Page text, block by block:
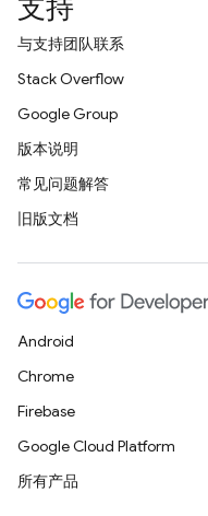
支持
与支持团队联系
Stack Overflow
Google Group
版本说明
常见问题解答
旧版文档
Android
Chrome
Firebase
Google Cloud Platform
所有产品